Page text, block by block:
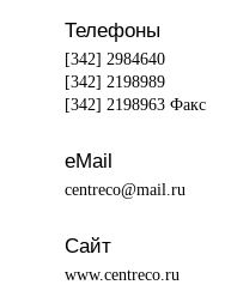
Телефоны
[342] 2984640
[342] 2198989
[342] 2198963 Факс
eMail
centreco@mail.ru
Сайт
www.centreco.ru